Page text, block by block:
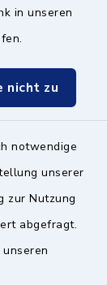
in unseren
nicht zu
notwendige
unserer
zur Nutzung
abgefragt.